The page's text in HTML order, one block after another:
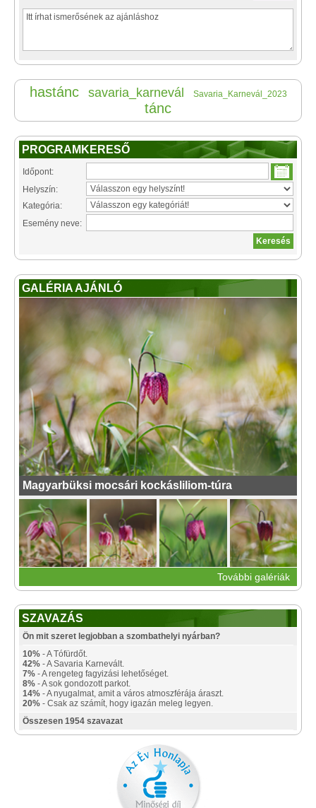
hastánc savaria_karnevál Savaria_Karnevál_2023
tánc
PROGRAMKERESŐ
Időpont:
Helyszín:
Kategória:
Esemény neve:
GALÉRIA AJÁNLÓ
Magyarbüksi mocsári kockásliliom-túra
További galériák
SZAVAZÁS
Ön mit szeret legjobban a szombathelyi nyárban?
10% - A Tófürdőt.
42% - A Savaria Karnevált.
7% - A rengeteg fagyizási lehetőséget.
8% - A sok gondozott parkot.
14% - A nyugalmat, amit a város atmoszférája áraszt.
20% - Csak az számít, hogy igazán meleg legyen.
Összesen 1954 szavazat